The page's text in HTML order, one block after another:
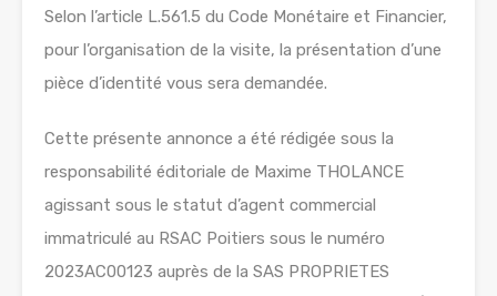
Selon l’article L.561.5 du Code Monétaire et Financier,
pour l’organisation de la visite, la présentation d’une
pièce d’identité vous sera demandée.
Cette présente annonce a été rédigée sous la
responsabilité éditoriale de Maxime THOLANCE
agissant sous le statut d’agent commercial
immatriculé au RSAC Poitiers sous le numéro
2023AC00123 auprès de la SAS PROPRIETES